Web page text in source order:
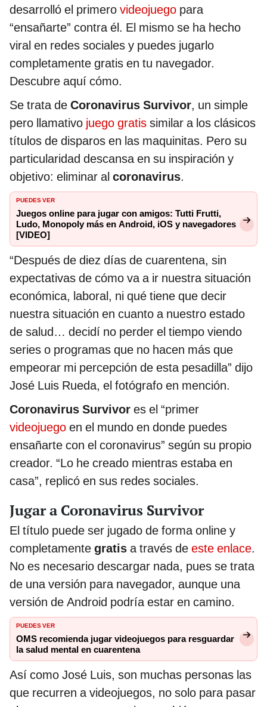
desarrolló el primero videojuego para
“ensañarte” contra él. El mismo se ha hecho
viral en redes sociales y puedes jugarlo
completamente gratis en tu navegador.
Descubre aquí cómo.
Se trata de Coronavirus Survivor, un simple
pero llamativo juego gratis similar a los clásicos
títulos de disparos en las maquinitas. Pero su
particularidad descansa en su inspiración y
objetivo: eliminar al coronavirus.
PUEDES VER
Juegos online para jugar con amigos: Tutti Frutti,
Ludo, Monopoly más en Android, iOS y navegadores
[VIDEO]
“Después de diez días de cuarentena, sin
expectativas de cómo va a ir nuestra situación
económica, laboral, ni qué tiene que decir
nuestra situación en cuanto a nuestro estado
de salud… decidí no perder el tiempo viendo
series o programas que no hacen más que
empeorar mi percepción de esta pesadilla” dijo
José Luis Rueda, el fotógrafo en mención.
Coronavirus Survivor es el “primer
videojuego en el mundo en donde puedes
ensañarte con el coronavirus” según su propio
creador. “Lo he creado mientras estaba en
casa”, replicó en sus redes sociales.
Jugar a Coronavirus Survivor
El título puede ser jugado de forma online y
completamente gratis a través de este enlace.
No es necesario descargar nada, pues se trata
de una versión para navegador, aunque una
versión de Android podría estar en camino.
PUEDES VER
OMS recomienda jugar videojuegos para resguardar
la salud mental en cuarentena
Así como José Luis, son muchas personas las
que recurren a videojuegos, no solo para pasar